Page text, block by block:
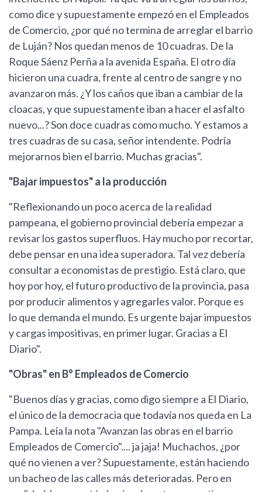
como dice y supuestamente empezó en el Empleados
de Comercio, ¿por qué no termina de arreglar el barrio
de Luján? Nos quedan menos de 10 cuadras. De la
Roque Sáenz Perña a la avenida España. El otro día
hicieron una cuadra, frente al centro de sangre y no
avanzaron más. ¿Y los caños que iban a cambiar de la
cloacas, y que supuestamente iban a hacer el asfalto
nuevo...? Son doce cuadras como mucho. Y estamos a
tres cuadras de su casa, señor intendente. Podría
mejorarnos bien el barrio. Muchas gracias".
"Bajar impuestos" a la producción
"Reflexionando un poco acerca de la realidad
pampeana, el gobierno provincial debería empezar a
revisar los gastos superfluos. Hay mucho por recortar,
debe pensar en una idea superadora. Tal vez debería
consultar a economistas de prestigio. Está claro, que
hoy por hoy, el futuro productivo de la provincia, pasa
por producir alimentos y agregarles valor. Porque es
lo que demanda el mundo. Es urgente bajar impuestos
y cargas impositivas, en primer lugar. Gracias a El
Diario".
"Obras" en B° Empleados de Comercio
"Buenos días y gracias, como digo siempre a El Diario,
el único de la democracia que todavía nos queda en La
Pampa. Leía la nota "Avanzan las obras en el barrio
Empleados de Comercio".... ja jaja! Muchachos, ¿por
qué no vienen a ver? Supuestamente, están haciendo
un bacheo de las calles más deterioradas. Pero en